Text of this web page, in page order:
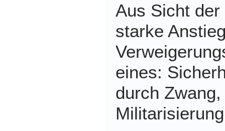
Aus Sicht
starke
eines:
durch